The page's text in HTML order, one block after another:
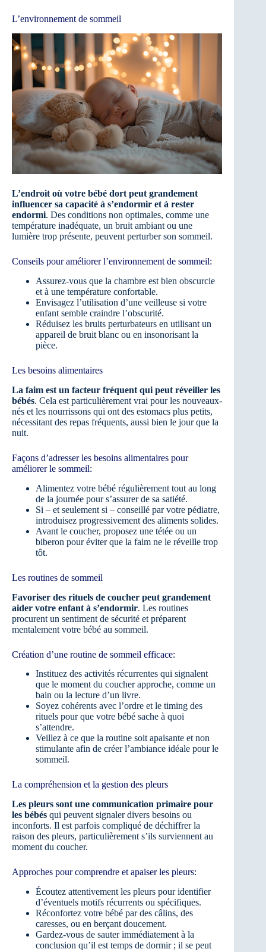
L’environnement de sommeil
L’endroit où votre bébé dort peut grandement
influencer sa capacité à s’endormir et à rester
endormi. Des conditions non optimales, comme une
température inadéquate, un bruit ambiant ou une
lumière trop présente, peuvent perturber son sommeil.
Conseils pour améliorer l’environnement de sommeil:
Assurez-vous que la chambre est bien obscurcie
et à une température confortable.
Envisagez l’utilisation d’une veilleuse si votre
enfant semble craindre l’obscurité.
Réduisez les bruits perturbateurs en utilisant un
appareil de bruit blanc ou en insonorisant la
pièce.
Les besoins alimentaires
La faim est un facteur fréquent qui peut réveiller les
bébés. Cela est particulièrement vrai pour les nouveaux-
nés et les nourrissons qui ont des estomacs plus petits,
nécessitant des repas fréquents, aussi bien le jour que la
nuit.
Façons d’adresser les besoins alimentaires pour
améliorer le sommeil:
Alimentez votre bébé régulièrement tout au long
de la journée pour s’assurer de sa satiété.
Si – et seulement si – conseillé par votre pédiatre,
introduisez progressivement des aliments solides.
Avant le coucher, proposez une tétée ou un
biberon pour éviter que la faim ne le réveille trop
tôt.
Les routines de sommeil
Favoriser des rituels de coucher peut grandement
aider votre enfant à s’endormir. Les routines
procurent un sentiment de sécurité et préparent
mentalement votre bébé au sommeil.
Création d’une routine de sommeil efficace:
Instituez des activités récurrentes qui signalent
que le moment du coucher approche, comme un
bain ou la lecture d’un livre.
Soyez cohérents avec l’ordre et le timing des
rituels pour que votre bébé sache à quoi
s’attendre.
Veillez à ce que la routine soit apaisante et non
stimulante afin de créer l’ambiance idéale pour le
sommeil.
La compréhension et la gestion des pleurs
Les pleurs sont une communication primaire pour
les bébés qui peuvent signaler divers besoins ou
inconforts. Il est parfois compliqué de déchiffrer la
raison des pleurs, particulièrement s’ils surviennent au
moment du coucher.
Approches pour comprendre et apaiser les pleurs:
Écoutez attentivement les pleurs pour identifier
d’éventuels motifs récurrents ou spécifiques.
Réconfortez votre bébé par des câlins, des
caresses, ou en berçant doucement.
Gardez-vous de sauter immédiatement à la
conclusion qu’il est temps de dormir ; il se peut